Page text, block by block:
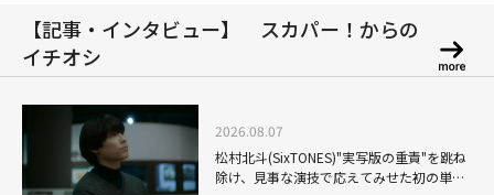
【記事・インタビュー】 スカパー！からの
イチオシ
2026.08.07
松村北斗(SixTONES)"実写版の重責"を跳ね
除け、見事な演技で応えてみせた初の単独